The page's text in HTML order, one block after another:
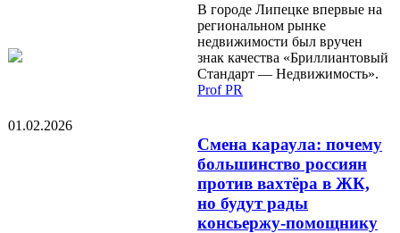
В городе Липецке впервые на
региональном рынке
недвижимости был вручен
знак качества «Бриллиантовый
Стандарт — Недвижимость».
Prof PR
01.02.2026
Смена караула: почему
большинство россиян
против вахтёра в ЖК,
но будут рады
консьержу-помощнику